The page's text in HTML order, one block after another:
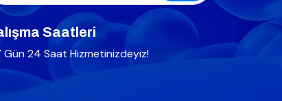
Saatleri
Gün 24 Saat Hizmetinizdeyiz!